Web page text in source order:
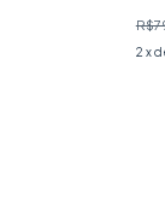
2 x